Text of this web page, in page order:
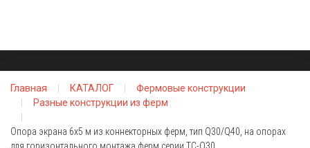
Главная КАТАЛОГ
Фермовые конструкции
Разные конструкции из ферм
Опора экрана 6х5 м из коннекторных ферм, тип Q30/Q40, на опорах